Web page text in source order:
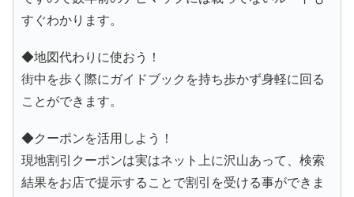
すぐわかります。
◆地図代わりに使おう！
街中を歩く際にガイドブックを持ち歩かず身軽に回る
ことができます。
◆クーポンを活用しよう！
現地割引クーポンは実はネット上に沢山あって、検索
結果をお店で提示することで割引を受ける事ができま